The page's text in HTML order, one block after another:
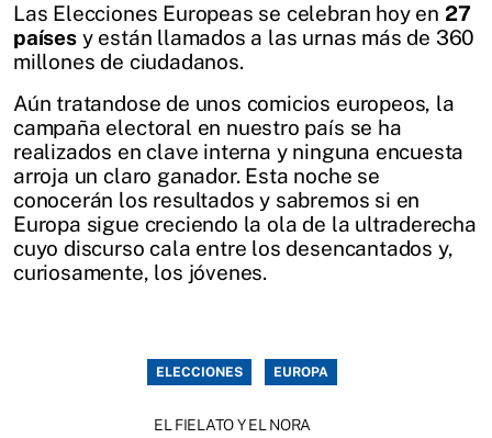
Las Elecciones Europeas se celebran hoy en 27
paísesy están llamados a las urnas más de 360
millones de ciudadanos.
Aún tratandose de unos comicios europeos, la
campaña electoral en nuestro país se ha
realizados en clave interna y ninguna encuesta
arroja un claro ganador. Esta noche se
conocerán los resultados y sabremos si en
Europa sigue creciendo la ola de la ultraderecha
cuyo discurso cala entre los desencantados y,
curiosamente, los jóvenes.
ELECCIONES EUROPA
EL FIELATO Y EL NORA